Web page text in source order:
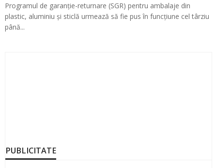
Programul de garanție-returnare (SGR) pentru ambalaje din
plastic, aluminiu și sticlă urmează să fie pus în funcțiune cel târziu
până...
PUBLICITATE